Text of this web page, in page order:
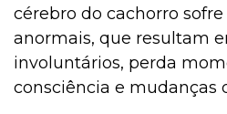
cérebro do cachorro
anormais, que resultam
involuntários, perda
consciência e mudanças